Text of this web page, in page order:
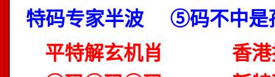
特码专家半波
⑤码不中是
平特解玄机肖
香